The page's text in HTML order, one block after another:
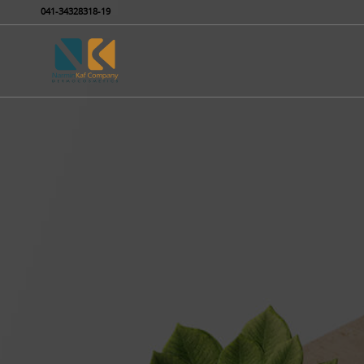
041-34328318-19